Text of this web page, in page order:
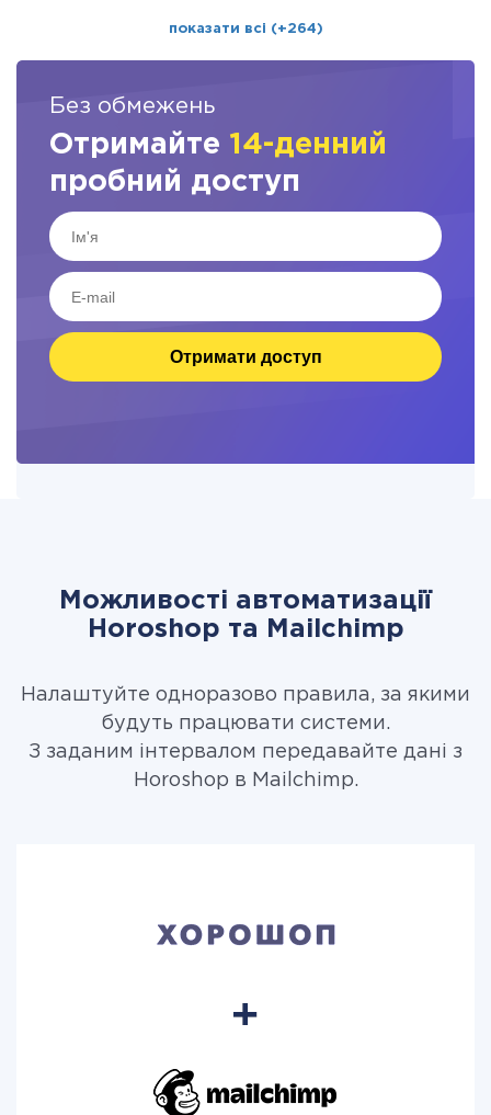
показати всі (+264)
Без обмежень
Отримайте 14-денний
пробний доступ
Отримати доступ
Можливості автоматизації
Horoshop та Mailchimp
Налаштуйте одноразово правила, за якими
будуть працювати системи.
З заданим інтервалом передавайте дані з
Horoshop в Mailchimp.